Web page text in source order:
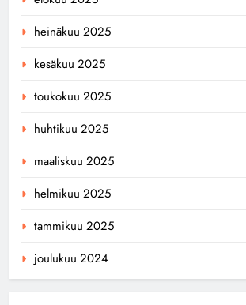
heinäkuu 2025
kesäkuu 2025
toukokuu 2025
huhtikuu 2025
maaliskuu 2025
helmikuu 2025
tammikuu 2025
joulukuu 2024